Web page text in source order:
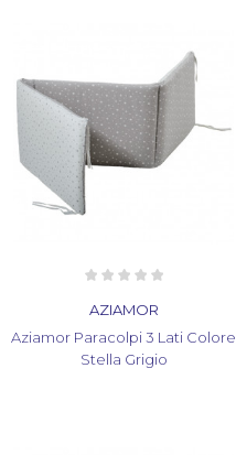
AZIAMOR
Aziamor Paracolpi 3 Lati Colore
Stella Grigio